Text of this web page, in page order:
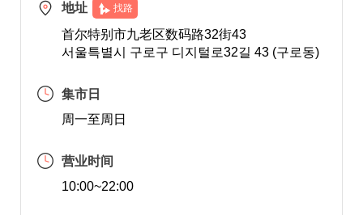
地址 找路
首尔特别市九老区数码路32街43
서울특별시 구로구 디지털로32길 43 (구로동)
集市日
周一至周日
营业时间
10:00~22:00